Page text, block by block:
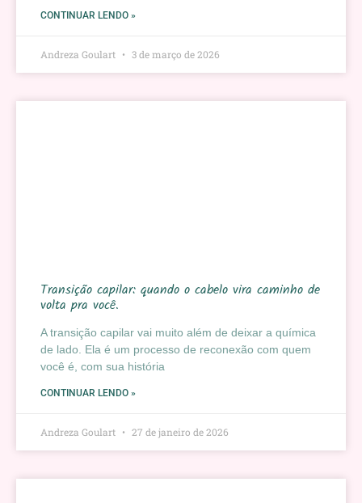
CONTINUAR LENDO »
Andreza Goulart 3 de março de 2026
Transição capilar: quando o cabelo vira caminho de
volta pra você.
A transição capilar vai muito além de deixar a química
de lado. Ela é um processo de reconexão com quem
você é, com sua história
CONTINUAR LENDO »
Andreza Goulart 27 de janeiro de 2026